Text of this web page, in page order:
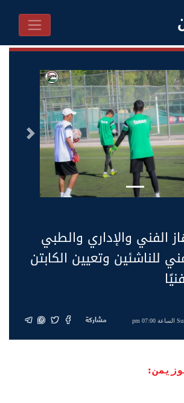
التالى
الفني والإداري والطبي
للناشئين وتعيين الكابتن
مشاركة